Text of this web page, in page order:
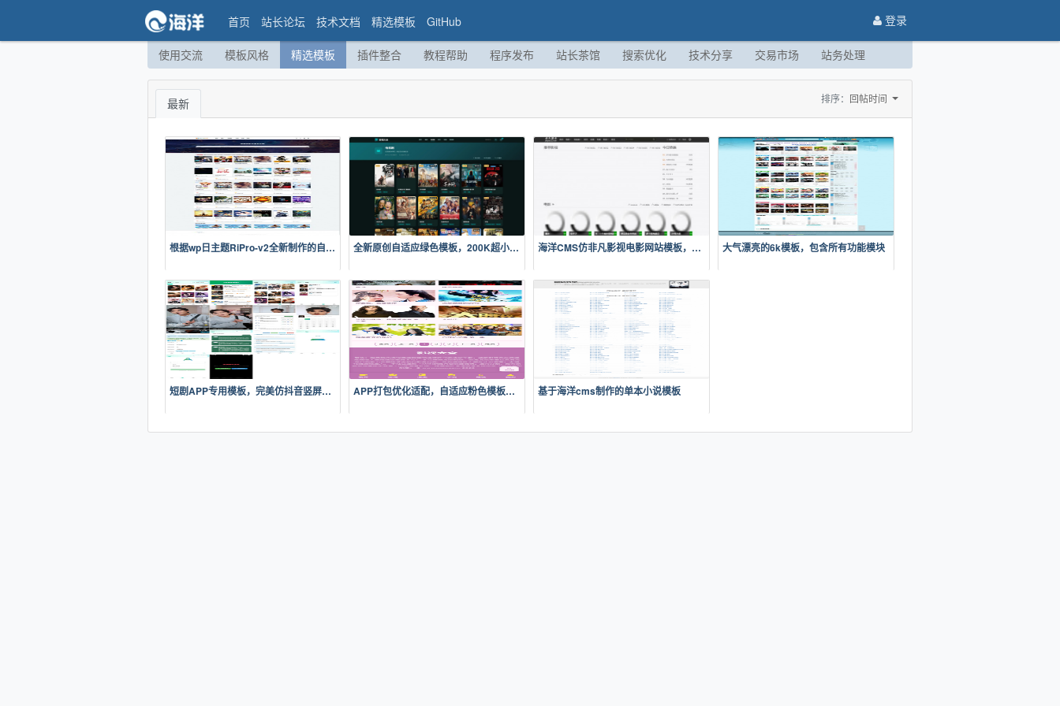
首页 站长论坛 技术文档 精选模板 GitHub 登录
使用交流 模板风格 精选模板 插件整合 教程帮助 程序发布 站长茶馆 搜索优化 技术分享 交易市场 站务处理
最新 排序： 回帖时间
根据wp日主题RiPro-v2全新制作的自适应模板，支持夜间模式 全新原创自适应绿色模板，200K超小体积，加强版播放记录、搜索历史模块 海洋CMS仿非凡影视电影网站模板，自适应风格 大气漂亮的6k模板，包含所有功能模块
短剧APP专用模板，完美仿抖音竖屏短剧模板，滑动上下集，点赞收藏 APP打包优化适配，自适应粉色模板，小体积秒加载，模拟app动画效果，适合X 基于海洋cms制作的单本小说模板